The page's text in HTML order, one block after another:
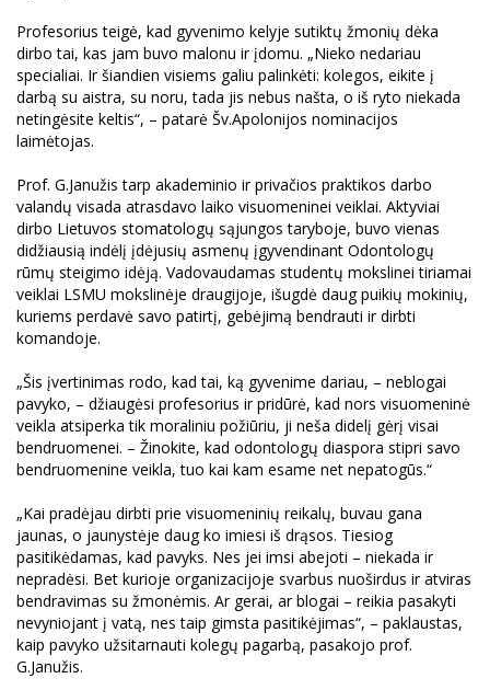
Profesorius teigė, kad gyvenimo kelyje sutiktų žmonių dėka
dirbo tai, kas jam buvo malonu ir įdomu. „Nieko nedariau
specialiai. Ir šiandien visiems galiu palinkėti: kolegos, eikite į
darbą su aistra, su noru, tada jis nebus našta, o iš ryto niekada
netingėsite keltis“, – patarė Šv.Apolonijos nominacijos
laimėtojas.
Prof. G.Janužis tarp akademinio ir privačios praktikos darbo
valandų visada atrasdavo laiko visuomeninei veiklai. Aktyviai
dirbo Lietuvos stomatologų sąjungos taryboje, buvo vienas
didžiausią indėlį įdėjusių asmenų įgyvendinant Odontologų
rūmų steigimo idėją. Vadovaudamas studentų mokslinei tiriamai
veiklai LSMU mokslinėje draugijoje, išugdė daug puikių mokinių,
kuriems perdavė savo patirtį, gebėjimą bendrauti ir dirbti
komandoje.
„Šis įvertinimas rodo, kad tai, ką gyvenime dariau, – neblogai
pavyko, – džiaugėsi profesorius ir pridūrė, kad nors visuomeninė
veikla atsiperka tik moraliniu požiūriu, ji neša didelį gėrį visai
bendruomenei. – Žinokite, kad odontologų diaspora stipri savo
bendruomenine veikla, tuo kai kam esame net nepatogūs.“
„Kai pradėjau dirbti prie visuomeninių reikalų, buvau gana
jaunas, o jaunystėje daug ko imiesi iš drąsos. Tiesiog
pasitikėdamas, kad pavyks. Nes jei imsi abejoti – niekada ir
nepradėsi. Bet kurioje organizacijoje svarbus nuoširdus ir atviras
bendravimas su žmonėmis. Ar gerai, ar blogai – reikia pasakyti
nevyniojant į vatą, nes taip gimsta pasitikėjimas“, – paklaustas,
kaip pavyko užsitarnauti kolegų pagarbą, pasakojo prof.
G.Janužis.